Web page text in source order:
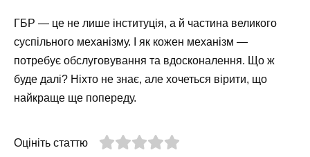
ГБР — це не лише інституція, а й частина великого
суспільного механізму. І як кожен механізм —
потребує обслуговування та вдосконалення. Що ж
буде далі? Ніхто не знає, але хочеться вірити, що
найкраще ще попереду.
Оцініть статтю